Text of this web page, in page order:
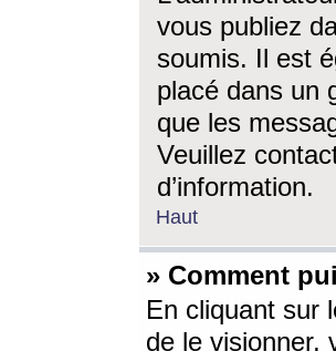
vous publiez
soumis. Il est
placé dans un
que les
Veuillez
d’information.
Haut
» Comment
En cliquant sur
de le visionner,